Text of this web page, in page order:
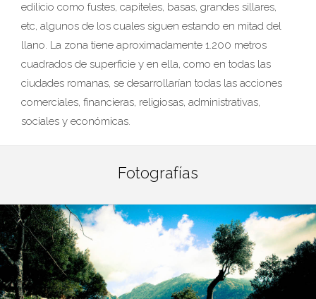
edilicio como fustes, capiteles, basas, grandes sillares,
etc, algunos de los cuales siguen estando en mitad del
llano. La zona tiene aproximadamente 1.200 metros
cuadrados de superficie y en ella, como en todas las
ciudades romanas, se desarrollarían todas las acciones
comerciales, financieras, religiosas, administrativas,
sociales y económicas.
Fotografías